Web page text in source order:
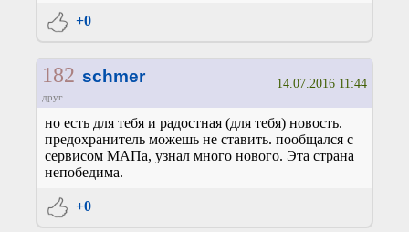
+0
182 schmer
друг
14.07.2016 11:44
но есть для тебя и радостная (для тебя) новость.
предохранитель можешь не ставить. пообщался с
сервисом МАПа, узнал много нового. Эта страна
непобедима.
+0